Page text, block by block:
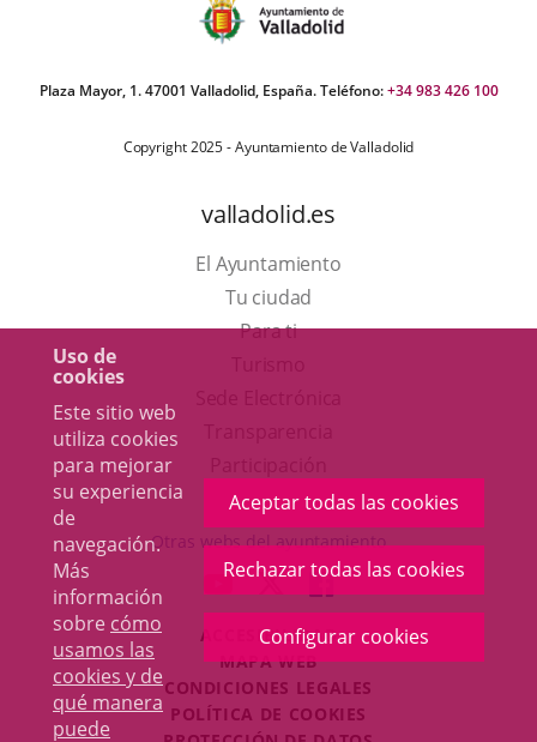
Uso de
cookies
Este sitio web
utiliza cookies
para mejorar
su experiencia
de
navegación.
Más
información
sobre cómo
usamos las
cookies y de
qué manera
puede
Aceptar todas las cookies
Rechazar todas las cookies
Configurar cookies
Plaza Mayor, 1. 47001 Valladolid, España. Teléfono:+34 983 426 100
Copyright 2025 - Ayuntamiento de Valladolid
valladolid.es
El Ayuntamiento
Tu ciudad
Para ti
en
una
ventana
nueva.
aplicación
externa.
Otras webs del ayuntamiento
ENLACE
A
UNA
APLICACIÓN
EXTERNA.
ENLACE
A
UNA
APLICACIÓN
EXTERNA.
ENLACE
A
UNA
EXTERNA.
ACCESIBILIDAD
MAPA WEB
CONDICIONES LEGALES
POLÍTICA DE COOKIES